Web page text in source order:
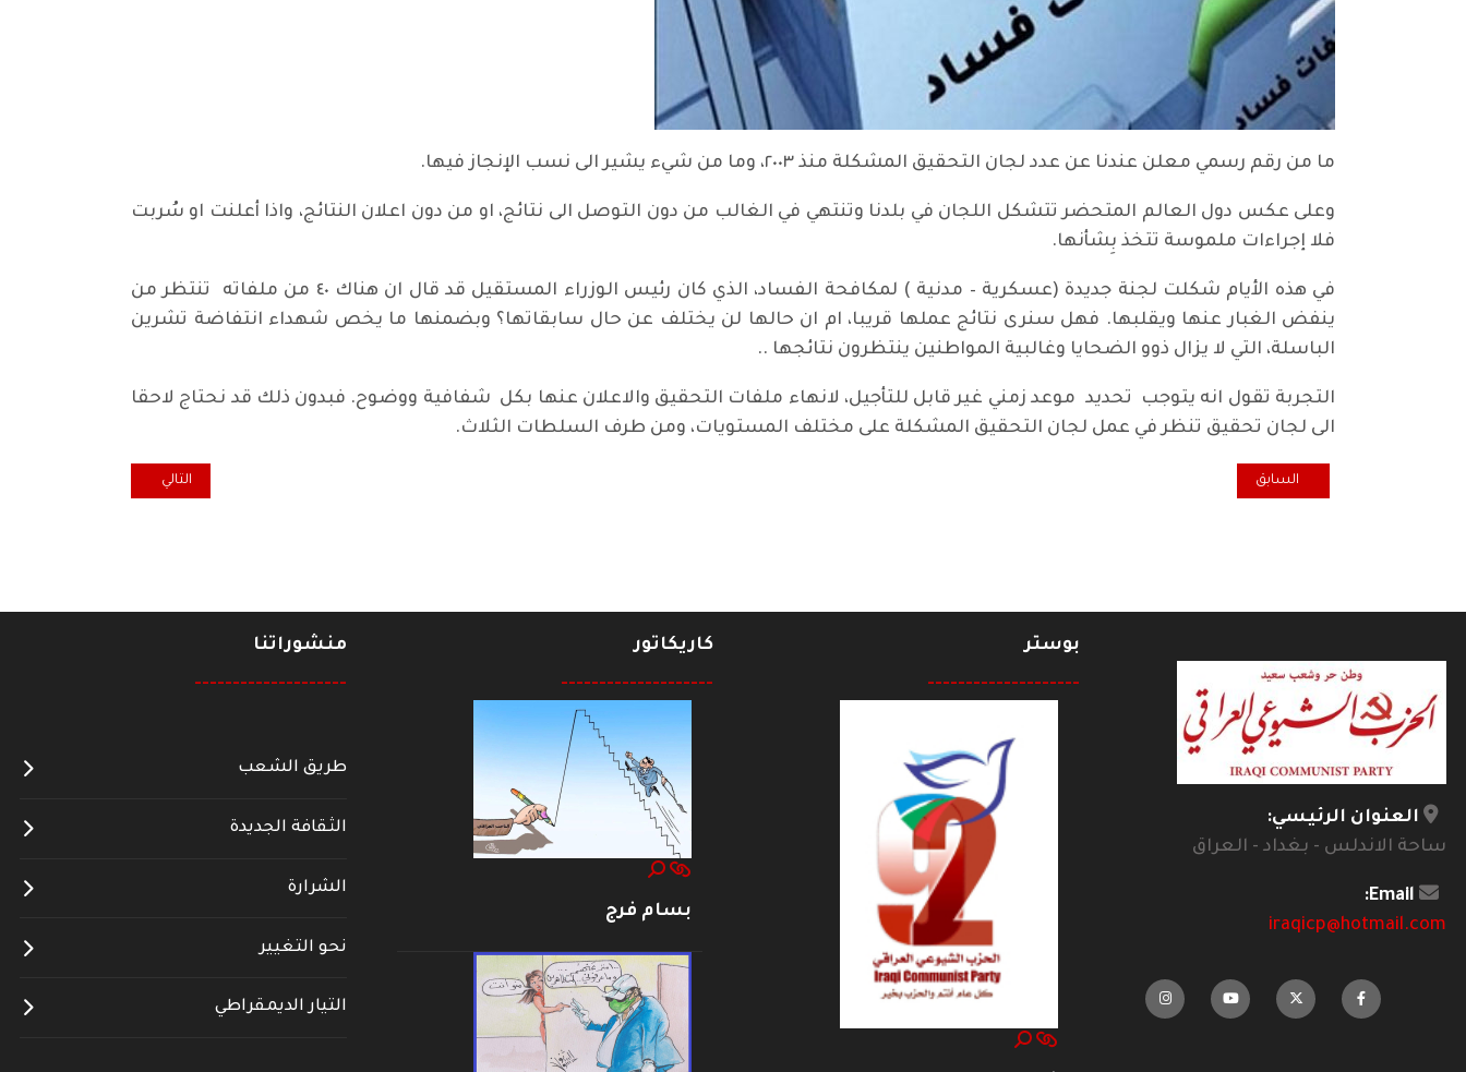
ما من رقم رسمي معلن عندنا عن عدد لجان التحقيق المشكلة منذ ٢٠٠٣، وما من شيء يشير الى نسب الإنجاز فيها.
وعلى عكس دول العالم المتحضر تتشكل اللجان في بلدنا وتنتهي في الغالب من دون التوصل الى نتائج، او من دون اعلان النتائج، واذا أعلنت او سُربت
فلا إجراءات ملموسة تتخذ بِشأنها.
في هذه الأيام شكلت لجنة جديدة (عسكرية – مدنية ) لمكافحة الفساد، الذي كان رئيس الوزراء المستقيل قد قال ان هناك ٤٠ من ملفاته تنتظر من
ينفض الغبار عنها ويقلبها. فهل سنرى نتائج عملها قريبا، ام ان حالها لن يختلف عن حال سابقاتها؟ وبضمنها ما يخص شهداء انتفاضة تشرين
الباسلة، التي لا يزال ذوو الضحايا وغالبية المواطنين ينتظرون نتائجها ..
التجربة تقول انه يتوجب تحديد موعد زمني غير قابل للتأجيل، لانهاء ملفات التحقيق والاعلان عنها بكل شفافية ووضوح. فبدون ذلك قد نحتاج لاحقا
الى لجان تحقيق تنظر في عمل لجان التحقيق المشكلة على مختلف المستويات، ومن طرف السلطات الثلاث.
المقال السابق: اضاءة.. الكذب على طريقة غوبلز
السابق المقال التالي: كل خميس... يوم
التالي
العنوان الرئيسي:
ساحة الاندلس - بغداد - العراق
Email:
iraqicp@hotmail.com
بوستر
--------------------
كاريكاتور
--------------------
بسام فرج
منشوراتنا
--------------------
طريق الشعب
الثقافة الجديدة
الشرارة
نحو التغيير
التيار الديمقراطي